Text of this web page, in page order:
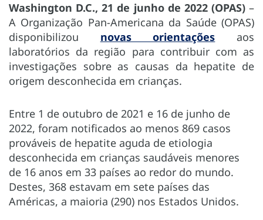
Washington D.C., 21 de junho de 2022 (OPAS)–
A Organização Pan-Americana da Saúde (OPAS)
disponibilizou novas orientações aos
laboratórios da região para contribuir com as
investigações sobre as causas da hepatite de
origem desconhecida em crianças.
Entre 1 de outubro de 2021 e 16 de junho de
2022, foram notificados ao menos 869 casos
prováveis de hepatite aguda de etiologia
desconhecida em crianças saudáveis menores
de 16 anos em 33 países ao redor do mundo.
Destes, 368 estavam em sete países das
Américas, a maioria (290) nos Estados Unidos.